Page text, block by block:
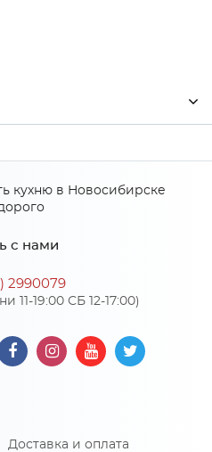
Сонома/Белый
с нами
2990079
11-19:00 СБ 12-17:00)
Доставка и оплата